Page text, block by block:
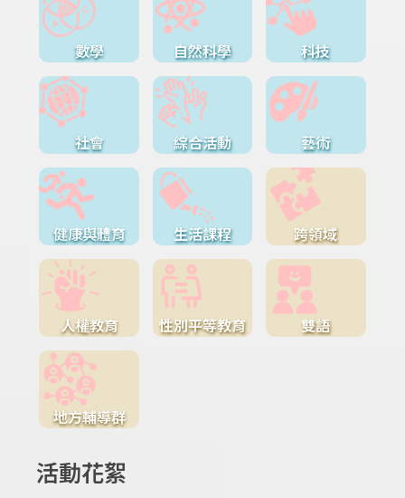
數學 自然科學 科技
社會 綜合活動 藝術
健康與體育 生活課程 跨領域
人權教育 性別平等教育 雙語
地方輔導群
活動花絮